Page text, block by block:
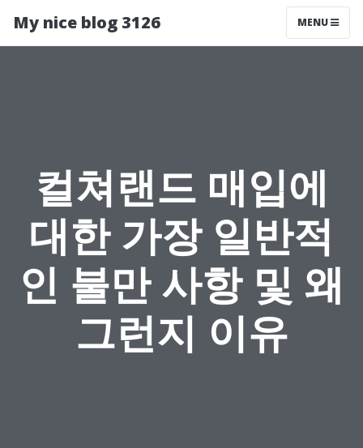
My nice blog 3126 MENU
컬쳐랜드 매입에
대한 가장 일반적
인 불만 사항 및 왜
그런지 이유